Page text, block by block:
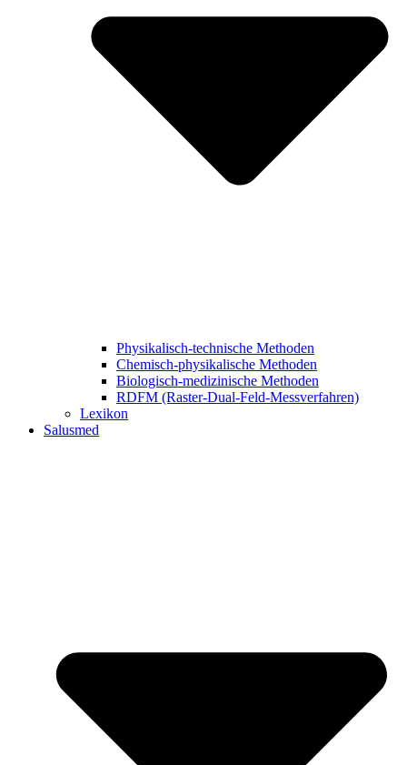
Physikalisch-technische Methoden
Chemisch-physikalische Methoden
Biologisch-medizinische Methoden
RDFM (Raster-Dual-Feld-Messverfahren)
Lexikon
Salusmed